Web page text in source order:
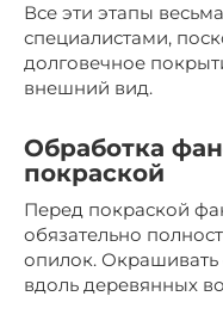
Все эти этапы
специалистами,
долговечное
внешний вид.
Обработка
покраской
Перед покраской
обязательно
опилок. Окрашивать
вдоль деревянных